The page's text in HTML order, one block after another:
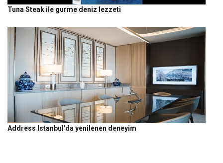
Tuna Steak ile gurme deniz lezzeti
Address Istanbul'da yenilenen deneyim